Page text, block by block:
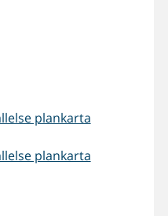
plankarta
plankarta